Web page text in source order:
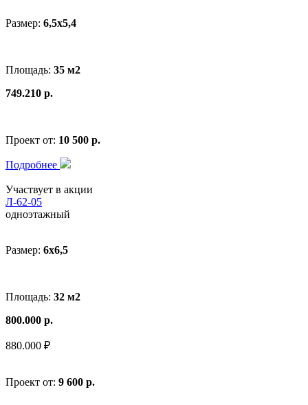
Размер: 6,5х5,4
Площадь: 35 м2
749.210 р.
Проект от: 10 500 р.
Подробнее
Участвует в акции
Л-62-05
одноэтажный
Размер: 6x6,5
Площадь: 32 м2
800.000 р.
880.000 ₽
Проект от: 9 600 р.